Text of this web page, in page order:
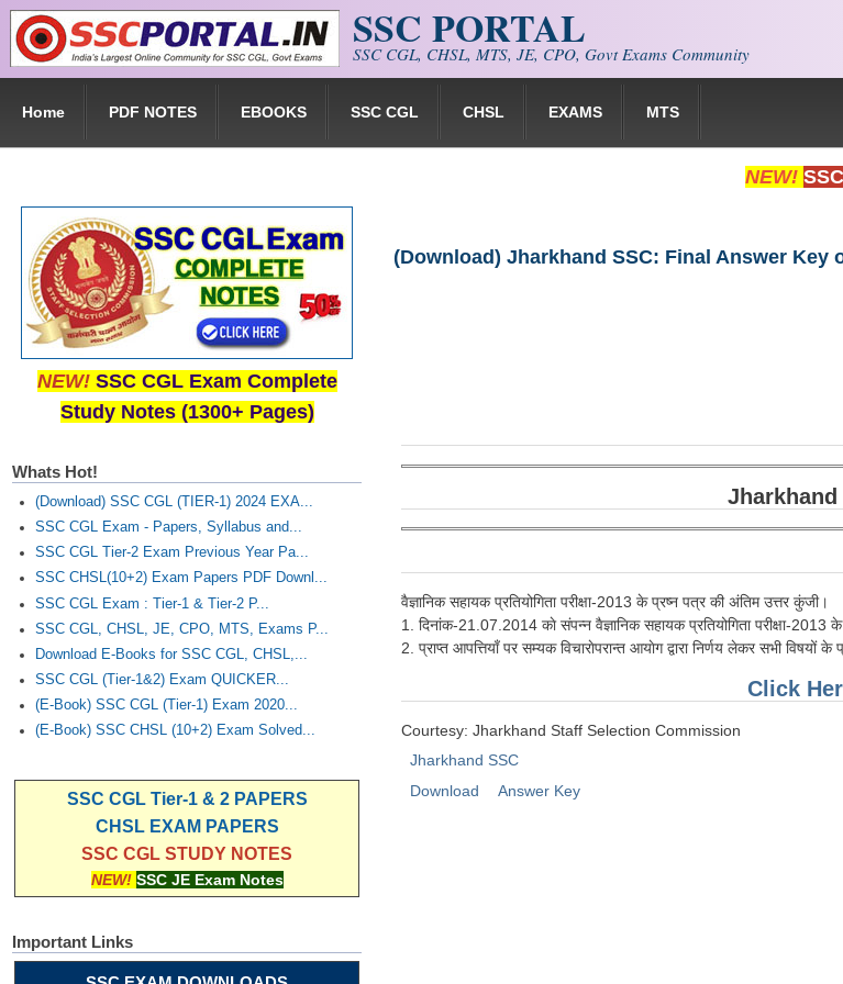
Skip to main content SSC PORTAL
SSC CGL, CHSL, MTS, JE, CPO, Govt Exams Community
Home PDF NOTES EBOOKS SSC CGL CHSL EXAMS MTS
NEW!
(Download) Jharkhand SSC: Final Answer Key
वैज्ञानिक सहायक प्रतियोगिता परीक्षा-2013 के प्रष्न पत्र की अंतिम उत्तर कुंजी।
1. दिनांक-21.07.2014 काे संपन्न वैज्ञानिक सहायक प्रतियोगिता परीक्षा-
2. प्राप्त आपत्तियाँ पर सम्यक विचाराेपरान्त आयाेग द्वारा निर्णय लेकर सभी
Click
Courtesy: Jharkhand Staff Selection Commission
Jharkhand SSC
Download
Answer Key
NEW! SSC CGL Exam Complete
Study Notes (1300+ Pages)
Whats Hot!
(Download) SSC CGL (TIER-1) 2024 EXA...
SSC CGL Exam - Papers, Syllabus and...
SSC CGL Tier-2 Exam Previous Year Pa...
SSC CHSL(10+2) Exam Papers PDF Downl...
SSC CGL Exam : Tier-1 & Tier-2 P...
SSC CGL, CHSL, JE, CPO, MTS, Exams P...
Download E-Books for SSC CGL, CHSL,...
SSC CGL (Tier-1&2) Exam QUICKER...
(E-Book) SSC CGL (Tier-1) Exam 2020...
(E-Book) SSC CHSL (10+2) Exam Solved...
SSC CGL Tier-1 & 2 PAPERS
CHSL EXAM PAPERS
SSC CGL STUDY NOTES
NEW! SSC JE Exam Notes
Important Links